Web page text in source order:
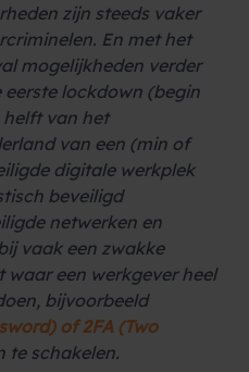
zijn steeds vaker
En met het
mogelijkheden verder
lockdown (begin
helft van het
van een (min of
digitale werkplek
beveiligd
netwerken en
vaak een zwakke
waar een werkgever heel
bijvoorbeeld
of 2FA (Two
te schakelen.